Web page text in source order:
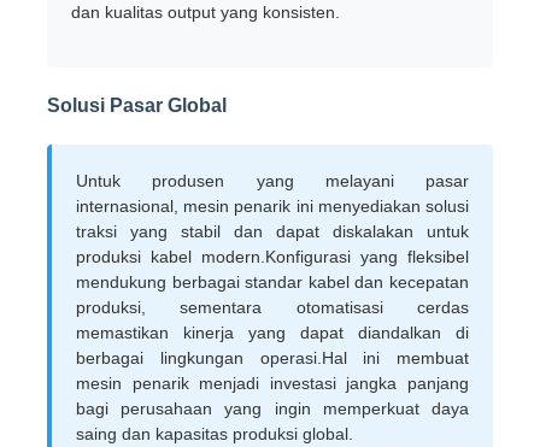
dan kualitas output yang konsisten.
Solusi Pasar Global
Untuk produsen yang melayani pasar
internasional, mesin penarik ini menyediakan solusi
traksi yang stabil dan dapat diskalakan untuk
produksi kabel modern.Konfigurasi yang fleksibel
mendukung berbagai standar kabel dan kecepatan
produksi, sementara otomatisasi cerdas
memastikan kinerja yang dapat diandalkan di
berbagai lingkungan operasi.Hal ini membuat
mesin penarik menjadi investasi jangka panjang
bagi perusahaan yang ingin memperkuat daya
saing dan kapasitas produksi global.